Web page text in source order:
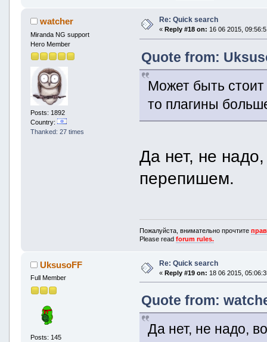
watcher
Miranda NG support
Hero Member
Posts: 1892
Country:
Thanked: 27 times
Re: Quick search
« Reply #18 on: 16 06 2015,
Quote from:
Может быть стоит
то плагины
Да нет, не
перепишем.
Пожалуйста, внимательно прочтите
Please readforum rules.
UksusoFF
Full Member
Posts: 145
Re: Quick search
« Reply #19 on: 18 06 2015,
Quote from:
Да нет, не надо,